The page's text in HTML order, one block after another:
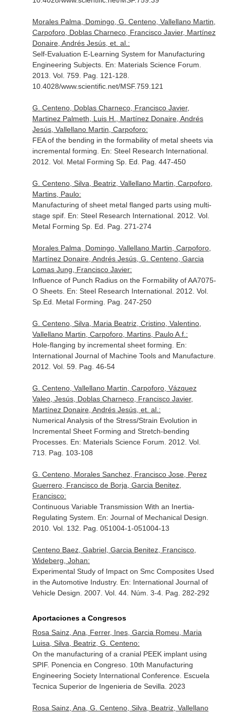
Morales Palma, Domingo, G. Centeno, Vallellano Martin,
Carpoforo, Doblas Charneco, Francisco Javier, Martínez
Donaire, Andrés Jesús, et. al.:
Self-Evaluation E-Learning System for Manufacturing
Engineering Subjects. En: Materials Science Forum
2013. Vol. 759. Pag. 121-128.
10.4028/www.scientific.net/MSF.759.121
G. Centeno, Doblas Charneco, Francisco Javier,
Martinez Palmeth, Luis H., Martínez Donaire, Andrés
Jesús, Vallellano Martin, Carpoforo:
FEA of the bending in the formability of metal sheets via
incremental forming. En: Steel Research International.
2012. Vol. Metal Forming Sp. Ed. Pag. 447-450
G. Centeno, Silva, Beatriz, Vallellano Martin, Carpoforo,
Martins, Paulo:
Manufacturing of sheet metal flanged parts using multi-
stage spif. En: Steel Research International. 2012. Vol.
Metal Forming Sp. Ed. Pag. 271-274
Morales Palma, Domingo, Vallellano Martin, Carpoforo,
Martínez Donaire, Andrés Jesús, G. Centeno, Garcia
Lomas Jung, Francisco Javier:
Influence of Punch Radius on the Formability of AA7075-
O Sheets. En: Steel Research International. 2012. Vol.
Sp.Ed. Metal Forming. Pag. 247-250
G. Centeno, Silva, Maria Beatriz, Cristino, Valentino,
Vallellano Martin, Carpoforo, Martins, Paulo A.f.:
Hole-flanging by incremental sheet forming. En:
International Journal of Machine Tools and Manufacture.
2012. Vol. 59. Pag. 46-54
G. Centeno, Vallellano Martin, Carpoforo, Vázquez
Valeo, Jesús, Doblas Charneco, Francisco Javier,
Martínez Donaire, Andrés Jesús, et. al.:
Numerical Analysis of the Stress/Strain Evolution in
Incremental Sheet Forming and Stretch-bending
Processes. En: Materials Science Forum . 2012. Vol.
713. Pag. 103-108
G. Centeno, Morales Sanchez, Francisco Jose, Perez
Guerrero, Francisco de Borja, Garcia Benitez,
Francisco:
Continuous Variable Transmission With an Inertia-
Regulating System. En: Journal of Mechanical Design
2010. Vol. 132. Pag. 051004-1-051004-13
Centeno Baez, Gabriel, Garcia Benitez, Francisco,
Wideberg, Johan:
Experimental Study of Impact on Smc Composites Used
in the Automotive Industry. En: International Journal of
Vehicle Design . 2007. Vol. 44. Núm. 3-4. Pag. 282-292
Aportaciones a Congresos
Rosa Sainz, Ana, Ferrer, Ines, Garcia Romeu, Maria
Luisa, Silva, Beatriz, G. Centeno:
On the manufacturing of a cranial PEEK implant using
SPIF. Ponencia en Congreso. 10th Manufacturing
Engineering Society International Conference. Escuela
Tecnica Superior de Ingenieria de Sevilla. 2023
Rosa Sainz, Ana, G. Centeno, Silva, Beatriz, Vallellano